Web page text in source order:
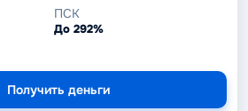
ПСК
До 292%
Получить деньги